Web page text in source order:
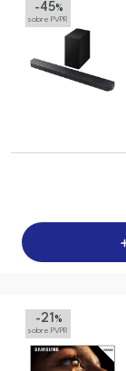
-45%
sobre PVPR
-21 %
sobre PVPR